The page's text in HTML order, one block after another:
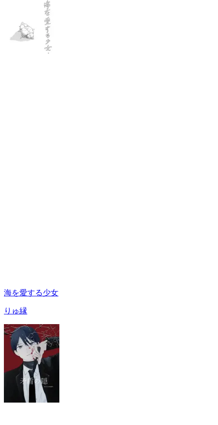
海を愛する少女
りゅ縁